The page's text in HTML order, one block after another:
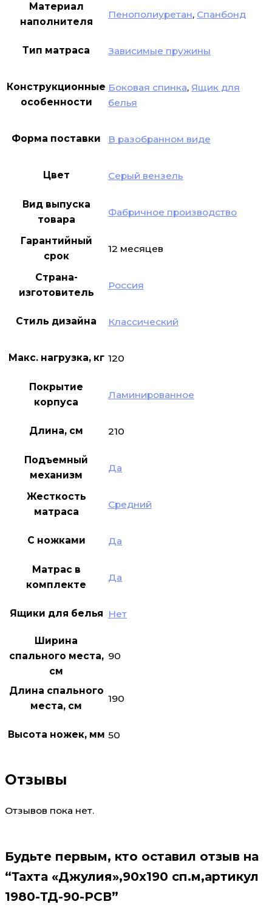
Материал
наполнителя
Пенополиуретан, Спанбонд
Тип матраса Зависимые пружины
Конструкционные
особенности
Боковая спинка, Ящик для
белья
Форма поставки В разобранном виде
Цвет Серый вензель
Вид выпуска
товара
Фабричное производство
Гарантийный
срок
12 месяцев
Страна-
изготовитель
Россия
Стиль дизайна Классический
Макс. нагрузка, кг 120
Покрытие
корпуса
Ламинированное
Длина, см 210
Подъемный
механизм
Да
Жесткость
матраса
Средний
С ножками Да
Матрас в
комплекте
Да
Ящики для белья Нет
Ширина
спального места,
см
90
Длина спального
места, см
190
Высота ножек, мм 50
Отзывы
Отзывов пока нет.
Будьте первым, кто оставил отзыв на
“Тахта «Джулия»,90х190 сп.м,артикул
1980-ТД-90-РСВ”